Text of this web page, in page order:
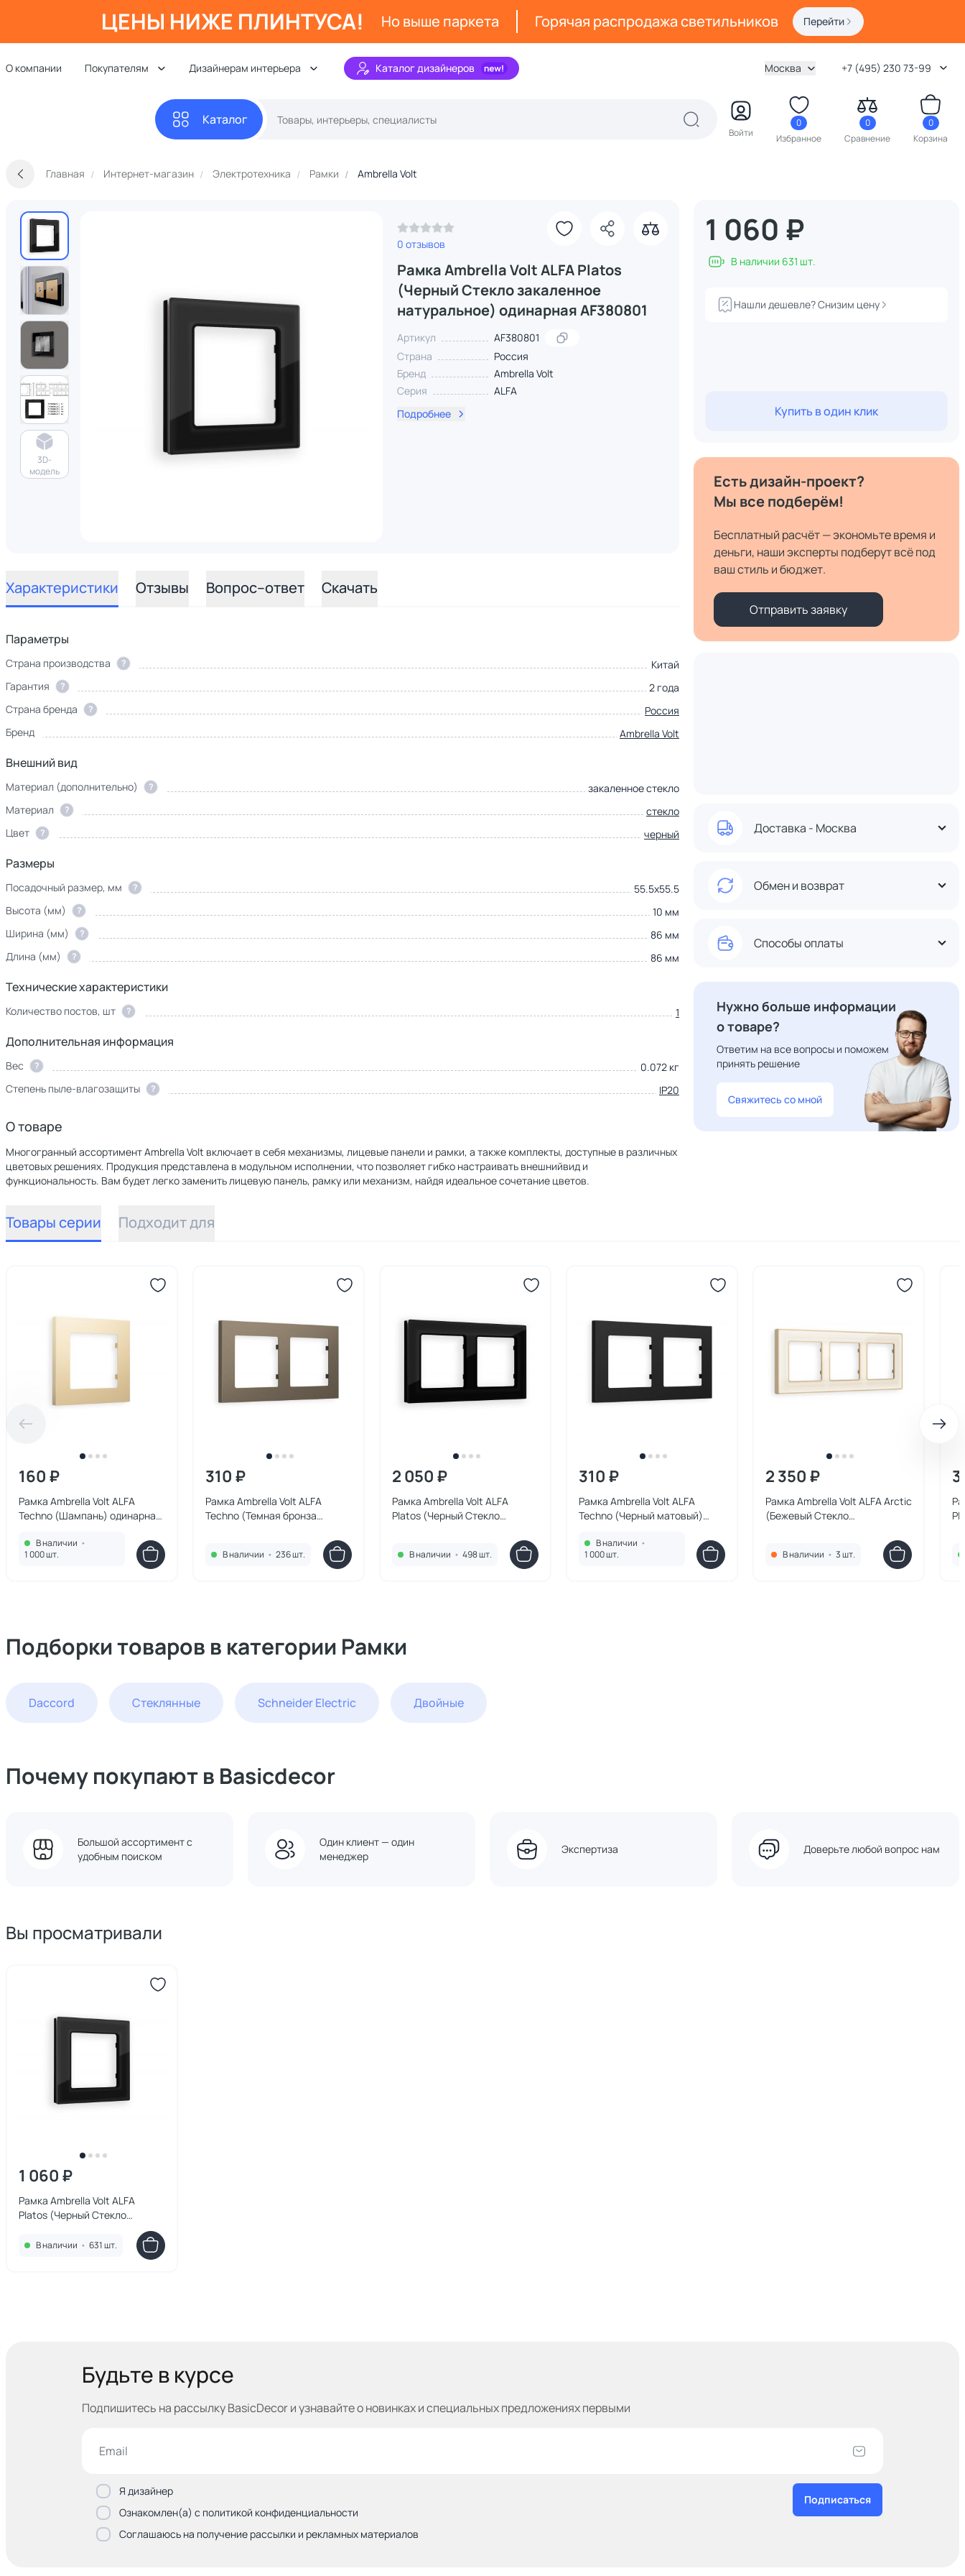
ЦЕНЫ НИЖЕ ПЛИНТУСА! Но выше паркета Горячая распродажа светильников Перейти
О компании Покупателям Дизайнерам интерьера Каталог дизайнеров Москва +7 (495) 230 73-99
Каталог
Войти
0
Избранное
0
Сравнение
0
Корзина
Главная Интернет-магазин Электротехника Рамки Ambrella Volt
3D-
модель
0 отзывов
Рамка Ambrella Volt ALFA Platos
(Черный Стекло закаленное
натуральное) одинарная AF380801
Артикул
AF380801
Страна
Россия
Бренд
Ambrella Volt
Серия
ALFA
Подробнее
Характеристики Отзывы Вопрос–ответ Скачать
Параметры
Страна производства ?
Китай
Гарантия
?
2 года
Страна бренда
?
Россия
Бренд
Ambrella Volt
Внешний вид
Материал (дополнительно) ?
закаленное стекло
Материал
?
стекло
Цвет
? черный
Размеры
Посадочный размер, мм ?
55.5x55.5
Высота (мм)
?
10 мм
Ширина (мм)
?
86 мм
Длина (мм)
? 86 мм
Технические характеристики
Количество постов, шт ? 1
Дополнительная информация
Вес ?
0.072 кг
Степень пыле-влагозащиты
? IP20
О товаре
Многогранный ассортимент Ambrella Volt включает в себя механизмы, лицевые панели и рамки, а также комплекты, доступные в различных
цветовых решениях. Продукция представлена в модульном исполнении, что позволяет гибко настраивать внешнийвид и
функциональность. Вам будет легко заменить лицевую панель, рамку или механизм, найдя идеальное сочетание цветов.
1 060 ₽
В наличии 631 шт.
Нашли дешевле? Снизим цену
Купить в один клик
Есть дизайн-проект?
Мы все подберём!
Бесплатный расчёт — экономьте время и
деньги, наши эксперты подберут всё под
ваш стиль и бюджет.
Отправить заявку
Доставка - Москва
Обмен и возврат
Способы оплаты
Нужно больше информации
о товаре?
Ответим на все вопросы и поможем
принять решение
Свяжитесь со мной
Товары серии Подходит для
160 ₽
Рамка Ambrella Volt ALFA
Techno (Шампань) одинарная
В наличии •
1 000 шт.
310 ₽
Рамка Ambrella Volt ALFA
Techno (Темная бронза
В наличии • 236 шт.
2 050 ₽
Рамка Ambrella Volt ALFA
Platos (Черный Стекло
В наличии • 498 шт.
310 ₽
Рамка Ambrella Volt ALFA
Techno (Черный матовый)
В наличии •
1 000 шт.
2 350 ₽
Рамка Ambrella Volt ALFA Arctic
(Бежевый Стекло
В наличии • 3 шт.
Подборки товаров в категории Рамки
Daccord Стеклянные Schneider Electric Двойные
Почему покупают в Basicdecor
Большой ассортимент с
удобным поиском
Один клиент — один
менеджер
Экспертиза Доверьте любой вопрос нам
Вы просматривали
1 060 ₽
Рамка Ambrella Volt ALFA
Platos (Черный Стекло
одинарная AF380801
В наличии • 631 шт.
Будьте в курсе
Подпишитесь на рассылку BasicDecor и узнавайтео новинках и специальных предложениях первыми
Я дизайнер
Ознакомлен(а) с политикой конфиденциальности
Соглашаюсь на получение рассылки и рекламных материалов
Подписаться